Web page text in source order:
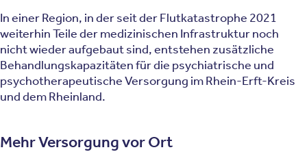
In einer Region, in der seit der Flutkatastrophe 2021
weiterhin Teile der medizinischen Infrastruktur noch
nicht wieder aufgebaut sind, entstehen zusätzliche
Behandlungskapazitäten für die psychiatrische und
psychotherapeutische Versorgung im Rhein-Erft-Kreis
und dem Rheinland.
Mehr Versorgung vor Ort